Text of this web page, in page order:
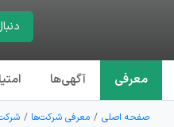
معرفی آگهی‌ها
صفحه اصلی معرفی شرکت‌ها